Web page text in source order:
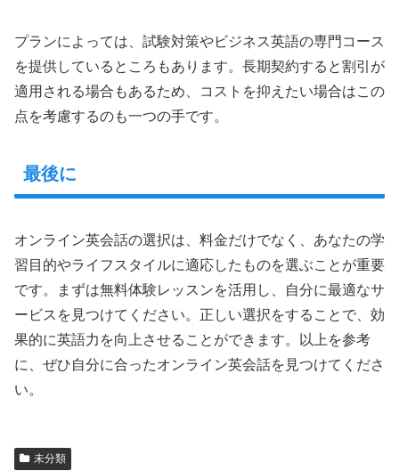
プランによっては、試験対策やビジネス英語の専門コース
を提供しているところもあります。長期契約すると割引が
適用される場合もあるため、コストを抑えたい場合はこの
点を考慮するのも一つの手です。
最後に
オンライン英会話の選択は、料金だけでなく、あなたの学
習目的やライフスタイルに適応したものを選ぶことが重要
です。まずは無料体験レッスンを活用し、自分に最適なサ
ービスを見つけてください。正しい選択をすることで、効
果的に英語力を向上させることができます。以上を参考
に、ぜひ自分に合ったオンライン英会話を見つけてくださ
い。
未分類